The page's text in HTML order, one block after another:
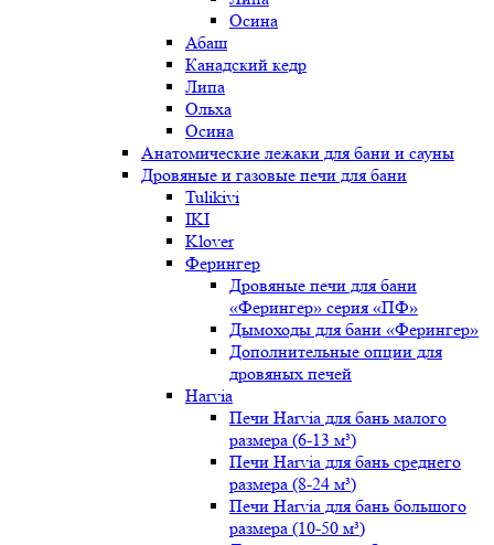
Осина
Абаш
Канадский кедр
Липа
Ольха
Осина
Анатомические лежаки для бани и сауны
Дровяные и газовые печи для бани
Tulikivi
IKI
Klover
Ферингер
Дровяные печи для бани
«Ферингер» серия «ПФ»
Дымоходы для бани «Ферингер»
Дополнительные опции для
дровяных печей
Harvia
Печи Harvia для бань малого
размера (6-13 м³)
Печи Harvia для бань среднего
размера (8-24 м³)
Печи Harvia для бань большого
размера (10-50 м³)